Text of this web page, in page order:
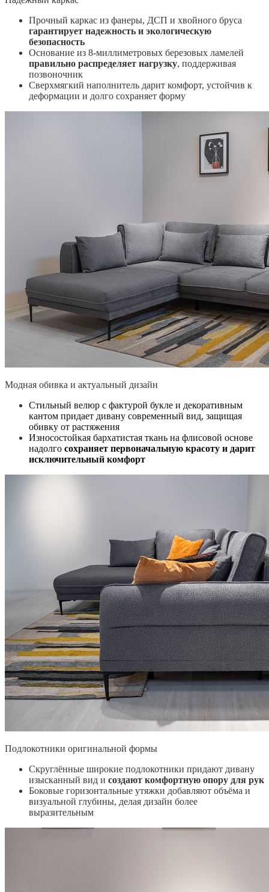
Прочный каркас из фанеры, ДСП и хвойного бруса
гарантирует надежность и экологическую
безопасность
Основание из 8-миллиметровых березовых ламелей
правильно распределяет нагрузку, поддерживая
позвоночник
Сверхмягкий наполнитель дарит комфорт, устойчив к
деформации и долго сохраняет форму
Модная обивка и актуальный дизайн
Стильный велюр с фактурой букле и декоративным
кантом придает дивану современный вид, защищая
обивку от растяжения
Износостойкая бархатистая ткань на флисовой основе
надолго сохраняет первоначальную красоту и дарит
исключительный комфорт
Подлокотники оригинальной формы
Скруглённые широкие подлокотники придают дивану
изысканный вид и создают комфортную опору для рук
Боковые горизонтальные утяжки добавляют объёма и
визуальной глубины, делая дизайн более
выразительным